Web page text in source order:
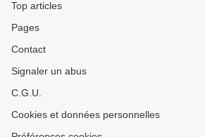
Top articles
Pages
Contact
Signaler un abus
C.G.U.
Cookies et données personnelles